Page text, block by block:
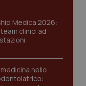
Medica 2026:
clinici ad
nello